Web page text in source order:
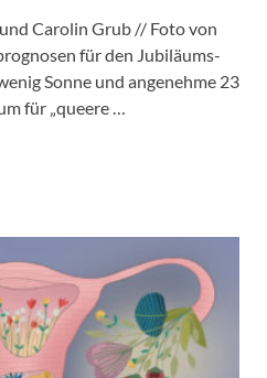
Carolin Grub // Foto von
für den Jubiläums-
Sonne und angenehme 23
für „queere …